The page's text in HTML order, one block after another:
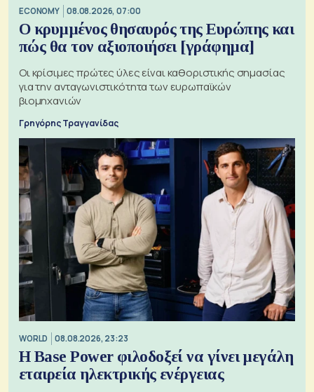
ECONOMY 08.08.2026, 07:00
Ο κρυμμένος θησαυρός της Ευρώπης και
πώς θα τον αξιοποιήσει [γράφημα]
Οι κρίσιμες πρώτες ύλες είναι καθοριστικής σημασίας
για την ανταγωνιστικότητα των ευρωπαϊκών
βιομηχανιών
Γρηγόρης Τραγγανίδας
WORLD 08.08.2026, 23:23
Η Base Power φιλοδοξεί να γίνει μεγάλη
εταιρεία ηλεκτρικής ενέργειας